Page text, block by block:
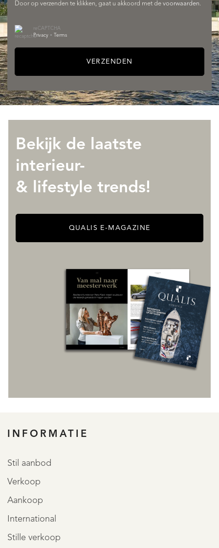
Door op verzenden te klikken, gaat u akkoord met de voorwaarden.
reCAPTCHA
Privacy • Terms
VERZENDEN
Bekijk de laatste
interieur-
& lifestyle trends!
QUALIS E-MAGAZINE
INFORMATIE
Stil aanbod
Verkoop
Aankoop
International
Stille verkoop